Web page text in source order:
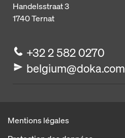
Handelsstraat 3
1740Ternat
+32 2 582 0270
belgium@doka.com
Mentions légales